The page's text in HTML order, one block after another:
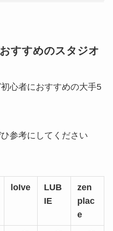
すすめのスタジオ
心者におすすめの大手5
参考にしてください
loIve
LUB
IE
zen
plac
e